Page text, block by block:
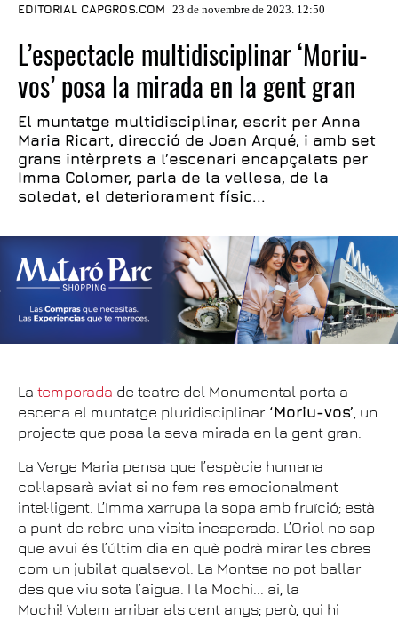
EDITORIAL CAPGROS.COM 23 de novembre de 2023. 12:50
L’espectacle multidisciplinar ‘Moriu-
vos’ posa la mirada en la gent gran
El muntatge multidisciplinar, escrit per Anna
Maria Ricart, direcció de Joan Arqué, i amb set
grans intèrprets a l’escenari encapçalats per
Imma Colomer, parla de la vellesa, de la
soledat, el deteriorament físic...
La temporada de teatre del Monumental porta a
escena el muntatge pluridisciplinar ‘Moriu-vos’, un
projecte que posa la seva mirada en la gent gran.
La Verge Maria pensa que l’espècie humana
col·lapsarà aviat si no fem res emocionalment
intel·ligent. L’Imma xarrupa la sopa amb fruïció; està
a punt de rebre una visita inesperada. L’Oriol no sap
que avui és l’últim dia en què podrà mirar les obres
com un jubilat qualsevol. La Montse no pot ballar
des que viu sota l’aigua. I la Mochi... ai, la
Mochi! Volem arribar als cent anys; però, qui hi